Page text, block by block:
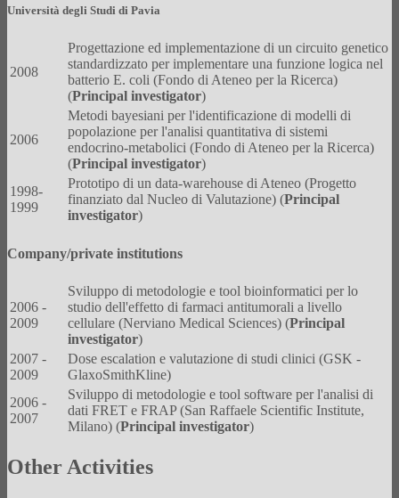
Università degli Studi di Pavia
2008
Progettazione ed implementazione di un circuito genetico
standardizzato per implementare una funzione logica nel
batterio E. coli (Fondo di Ateneo per la Ricerca)
(Principal investigator)
2006
Metodi bayesiani per l'identificazione di modelli di
popolazione per l'analisi quantitativa di sistemi
endocrino-metabolici (Fondo di Ateneo per la Ricerca)
(Principal investigator)
1998-
1999
Prototipo di un data-warehouse di Ateneo (Progetto
finanziato dal Nucleo di Valutazione) (Principal
investigator)
Company/private institutions
2006 -
2009
Sviluppo di metodologie e tool bioinformatici per lo
studio dell'effetto di farmaci antitumorali a livello
cellulare (Nerviano Medical Sciences) (Principal
investigator)
2007 -
2009
Dose escalation e valutazione di studi clinici (GSK -
GlaxoSmithKline)
2006 -
2007
Sviluppo di metodologie e tool software per l'analisi di
dati FRET e FRAP (San Raffaele Scientific Institute,
Milano) (Principal investigator)
Other Activities